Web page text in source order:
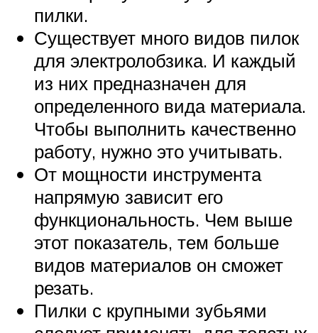
пилки.
Существует много видов пилок
для электролобзика. И каждый
из них предназначен для
определенного вида материала.
Чтобы выполнить качественно
работу, нужно это учитывать.
От мощности инструмента
напрямую зависит его
функциональность. Чем выше
этот показатель, тем больше
видов материалов он сможет
резать.
Пилки с крупными зубьями